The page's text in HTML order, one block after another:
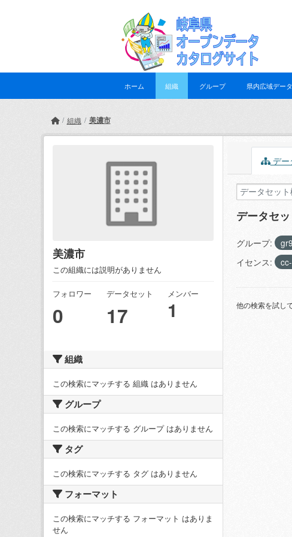
ホーム 組織 グループ 県内広域データ
組織 美濃市
美濃市
この組織には説明がありません
フォロワー
0
データセット
17
メンバー
1
組織
この検索にマッチする 組織 はありません
グループ
この検索にマッチする グループ はありません
タグ
この検索にマッチする タグ はありません
フォーマット
この検索にマッチする フォーマット はありま
せん
デー
データセ
グループ:
イセンス:
他の検索を試し